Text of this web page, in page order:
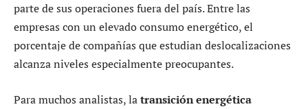
parte de sus operaciones fuera del país. Entre las
empresas con un elevado consumo energético, el
porcentaje de compañías que estudian deslocalizaciones
alcanza niveles especialmente preocupantes.
Para muchos analistas, latransición energética